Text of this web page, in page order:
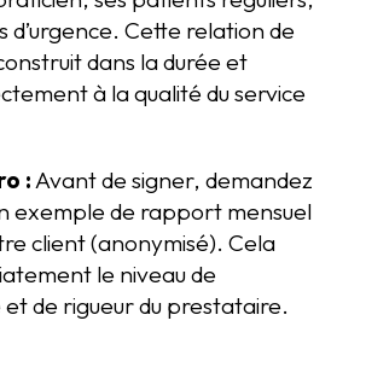
d’urgence. Cette relation de
dans la durée et
à la qualité du service
: Avant de signer, demandez
exemple de rapport mensuel
client (anonymisé). Cela
le niveau de
de rigueur du prestataire.